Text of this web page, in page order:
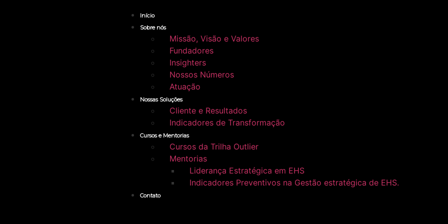
Início
Sobre nós
Missão, Visão e Valores
Fundadores
Insighters
Nossos Números
Atuação
Nossas Soluções
Cliente e Resultados
Indicadores de Transformação
Cursos e Mentorias
Cursos da Trilha Outlier
Mentorias
Liderança Estratégica em EHS
Indicadores Preventivos na Gestão estratégica de EHS.
Contato